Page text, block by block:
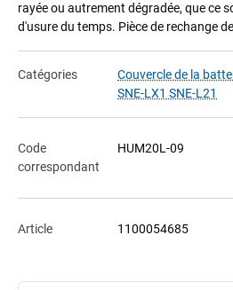
rayée ou autrement dégradée, que ce
d'usure du temps. Pièce de rechange
Catégories Couvercle de la
SNE-LX1 SNE-L21
Code
correspondant
HUM20L-09
Article 1100054685